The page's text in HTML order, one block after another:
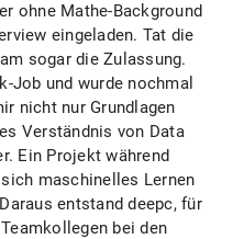
ohne Mathe-Background
eingeladen. Tat die
sogar die Zulassung.
Job und wurde nochmal
nicht nur Grundlagen
Verständnis von Data
Ein Projekt während
maschinelles Lernen
entstand deepc, für
bei den